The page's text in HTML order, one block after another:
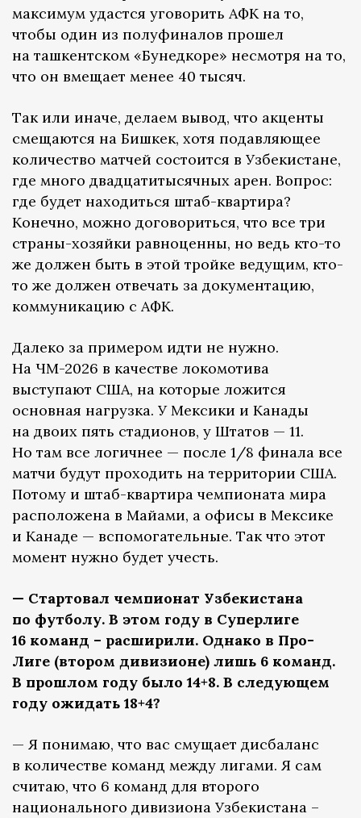
максимум удастся уговорить АФК на то,
чтобы один из полуфиналов прошел
на ташкентском «Бунедкоре» несмотря на то,
что он вмещает менее 40 тысяч.
Так или иначе, делаем вывод, что акценты
смещаются на Бишкек, хотя подавляющее
количество матчей состоится в Узбекистане,
где много двадцатитысячных арен. Вопрос:
где будет находиться штаб-квартира?
Конечно, можно договориться, что все три
страны-хозяйки равноценны, но ведь кто-то
же должен быть в этой тройке ведущим, кто-
то же должен отвечать за документацию,
коммуникацию с АФК.
Далеко за примером идти не нужно.
На ЧМ-2026 в качестве локомотива
выступают США, на которые ложится
основная нагрузка. У Мексики и Канады
на двоих пять стадионов, у Штатов — 11.
Но там все логичнее — после 1/8 финала все
матчи будут проходить на территории США.
Потому и штаб-квартира чемпионата мира
расположена в Майами, а офисы в Мексике
и Канаде — вспомогательные. Так что этот
момент нужно будет учесть.
— Стартовал чемпионат Узбекистана
по футболу. В этом году в Суперлиге
16 команд – расширили. Однако в Про-
Лиге (втором дивизионе) лишь 6 команд.
В прошлом году было 14+8. В следующем
году ожидать 18+4?
— Я понимаю, что вас смущает дисбаланс
в количестве команд между лигами. Я сам
считаю, что 6 команд для второго
национального дивизиона Узбекистана –